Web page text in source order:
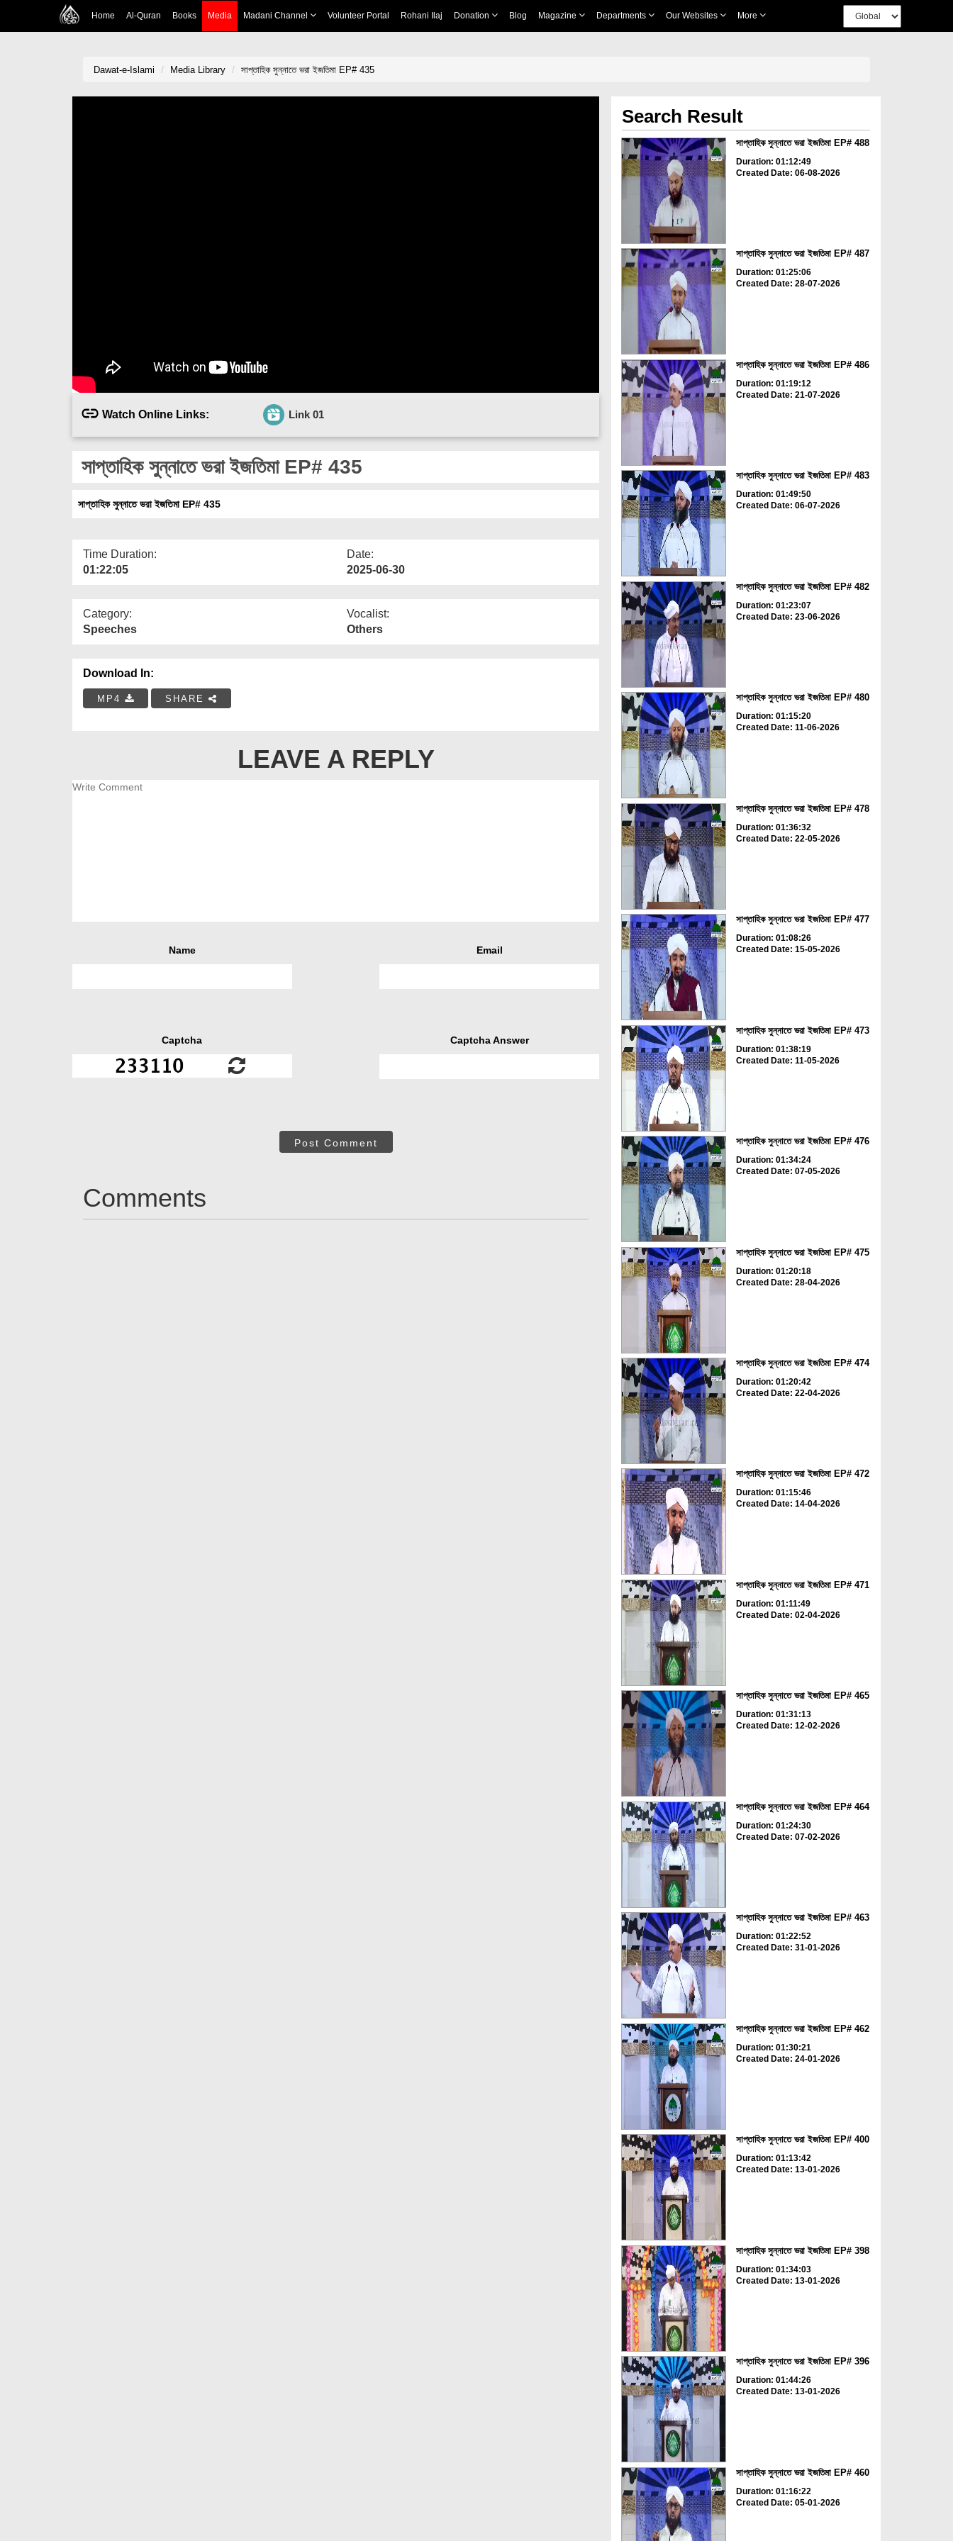
Home Al-Quran Books Media Madani Channel Volunteer Portal Rohani Ilaj Donation Blog Magazine Departments Our Websites More
Dawat-e-Islami Media Library সাপ্তাহিক সুন্নাতে ভরা ইজতিমা EP# 435
Watch Online Links: Link 01
সাপ্তাহিক সুন্নাতে ভরা ইজতিমা EP# 435
সাপ্তাহিক সুন্নাতে ভরা ইজতিমা EP# 435
Time Duration:
01:22:05
Date:
2025-06-30
Category:
Speeches
Vocalist:
Others
Download In:
MP4 SHARE
LEAVE A REPLY
Name Email
Captcha Captcha Answer
Post Comment
Comments
Search Result
সাপ্তাহিক সুন্নাতে ভরা ইজতিমা EP# 488
Duration: 01:12:49
Created Date: 06-08-2026
সাপ্তাহিক সুন্নাতে ভরা ইজতিমা EP# 487
Duration: 01:25:06
Created Date: 28-07-2026
সাপ্তাহিক সুন্নাতে ভরা ইজতিমা EP# 486
Duration: 01:19:12
Created Date: 21-07-2026
সাপ্তাহিক সুন্নাতে ভরা ইজতিমা EP# 483
Duration: 01:49:50
Created Date: 06-07-2026
সাপ্তাহিক সুন্নাতে ভরা ইজতিমা EP# 482
Duration: 01:23:07
Created Date: 23-06-2026
সাপ্তাহিক সুন্নাতে ভরা ইজতিমা EP# 480
Duration: 01:15:20
Created Date: 11-06-2026
সাপ্তাহিক সুন্নাতে ভরা ইজতিমা EP# 478
Duration: 01:36:32
Created Date: 22-05-2026
সাপ্তাহিক সুন্নাতে ভরা ইজতিমা EP# 477
Duration: 01:08:26
Created Date: 15-05-2026
সাপ্তাহিক সুন্নাতে ভরা ইজতিমা EP# 473
Duration: 01:38:19
Created Date: 11-05-2026
সাপ্তাহিক সুন্নাতে ভরা ইজতিমা EP# 476
Duration: 01:34:24
Created Date: 07-05-2026
সাপ্তাহিক সুন্নাতে ভরা ইজতিমা EP# 475
Duration: 01:20:18
Created Date: 28-04-2026
সাপ্তাহিক সুন্নাতে ভরা ইজতিমা EP# 474
Duration: 01:20:42
Created Date: 22-04-2026
সাপ্তাহিক সুন্নাতে ভরা ইজতিমা EP# 472
Duration: 01:15:46
Created Date: 14-04-2026
সাপ্তাহিক সুন্নাতে ভরা ইজতিমা EP# 471
Duration: 01:11:49
Created Date: 02-04-2026
সাপ্তাহিক সুন্নাতে ভরা ইজতিমা EP# 465
Duration: 01:31:13
Created Date: 12-02-2026
সাপ্তাহিক সুন্নাতে ভরা ইজতিমা EP# 464
Duration: 01:24:30
Created Date: 07-02-2026
সাপ্তাহিক সুন্নাতে ভরা ইজতিমা EP# 463
Duration: 01:22:52
Created Date: 31-01-2026
সাপ্তাহিক সুন্নাতে ভরা ইজতিমা EP# 462
Duration: 01:30:21
Created Date: 24-01-2026
সাপ্তাহিক সুন্নাতে ভরা ইজতিমা EP# 400
Duration: 01:13:42
Created Date: 13-01-2026
সাপ্তাহিক সুন্নাতে ভরা ইজতিমা EP# 398
Duration: 01:34:03
Created Date: 13-01-2026
সাপ্তাহিক সুন্নাতে ভরা ইজতিমা EP# 396
Duration: 01:44:26
Created Date: 13-01-2026
সাপ্তাহিক সুন্নাতে ভরা ইজতিমা EP# 460
Duration: 01:16:22
Created Date: 05-01-2026